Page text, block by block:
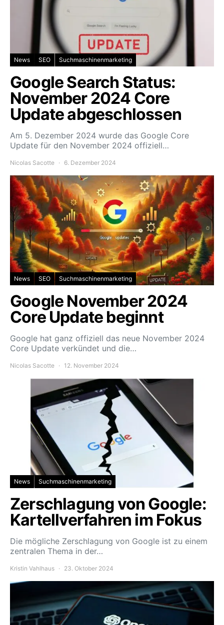
News SEO Suchmaschinenmarketing
Google Search Status:
November 2024 Core
Update abgeschlossen
Am 5. Dezember 2024 wurde das Google Core
Update für den November 2024 offiziell…
Nicolas Sacotte 6. Dezember 2024
News SEO Suchmaschinenmarketing
Google November 2024
Core Update beginnt
Google hat ganz offiziell das neue November 2024
Core Update verkündet und die…
Nicolas Sacotte 12. November 2024
News Suchmaschinenmarketing
Zerschlagung von Google:
Kartellverfahren im Fokus
Die mögliche Zerschlagung von Google ist zu einem
zentralen Thema in der…
Kristin Vahlhaus 23. Oktober 2024